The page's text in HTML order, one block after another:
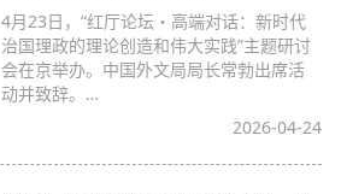
4月23日，“红厅论坛・高端对话：新时代
治国理政的理论创造和伟大实践”主题研讨
会在京举办。中国外文局局长常勃出席活
动并致辞。…
2026-04-24